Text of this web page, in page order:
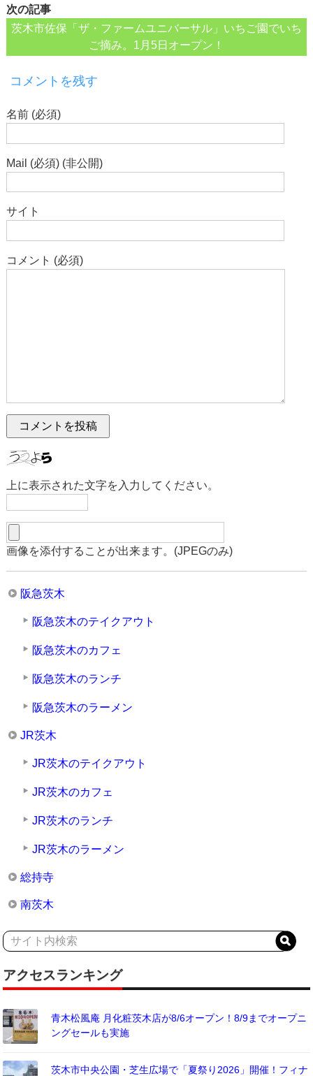
次の記事
茨木市佐保「ザ・ファームユニバーサル」いちご園でいち
ご摘み。1月5日オープン！
コメントを残す
名前 (必須)
Mail (必須) (非公開)
サイト
コメント (必須)
上に表示された文字を入力してください。
画像を添付することが出来ます。(JPEGのみ)
阪急茨木
阪急茨木のテイクアウト
阪急茨木のカフェ
阪急茨木のランチ
阪急茨木のラーメン
JR茨木
JR茨木のテイクアウト
JR茨木のカフェ
JR茨木のランチ
JR茨木のラーメン
総持寺
南茨木
アクセスランキング
青木松風庵 月化粧茨木店が8/6オープン！8/9までオープニ
ングセールも実施
茨木市中央公園・芝生広場で「夏祭り2026」開催！フィナ